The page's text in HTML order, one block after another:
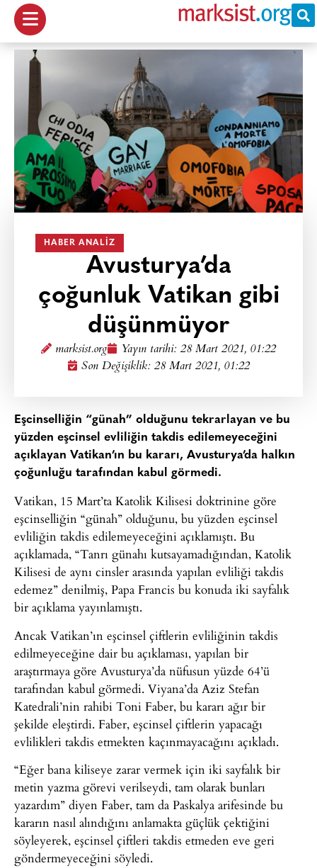
HABER ANALIZ
Avusturya’da
çoğunluk Vatikan gibi
düşünmüyor
marksist.org Yayın tarihi: 28 Mart 2021, 01:22
Son Değişiklik: 28 Mart 2021, 01:22
Eşcinselliğin “günah” olduğunu tekrarlayan ve bu
yüzden eşcinsel evliliğin takdis edilemeyeceğini
açıklayan Vatikan’ın bu kararı, Avusturya’da halkın
çoğunluğu tarafından kabul görmedi.
Vatikan, 15 Mart’ta Katolik Kilisesi doktrinine göre
eşcinselliğin “günah” olduğunu, bu yüzden eşcinsel
evliliğin takdis edilemeyeceğini açıklamıştı. Bu
açıklamada, “Tanrı günahı kutsayamadığından, Katolik
Kilisesi de aynı cinsler arasında yapılan evliliği takdis
edemez” denilmiş, Papa Francis bu konuda iki sayfalık
bir açıklama yayınlamıştı.
Ancak Vatikan’ın eşcinsel çiftlerin evliliğinin takdis
edilmeyeceğine dair bu açıklaması, yapılan bir
araştırmaya göre Avusturya’da nüfusun yüzde 64’ü
tarafından kabul görmedi. Viyana’da Aziz Stefan
Katedrali’nin rahibi Toni Faber, bu kararı ağır bir
şekilde eleştirdi. Faber, eşcinsel çiftlerin yapacağı
evlilikleri takdis etmekten kaçınmayacağını açıkladı.
“Eğer bana kiliseye zarar vermek için iki sayfalık bir
metin yazma görevi verilseydi, tam olarak bunları
yazardım” diyen Faber, tam da Paskalya arifesinde bu
kararın nasıl alındığını anlamakta güçlük çektiğini
söyleyerek, eşcinsel çiftleri takdis etmeden eve geri
göndermeyeceğini söyledi.